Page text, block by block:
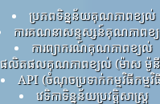
ប្រភពទិន្នន័យគុណភាពខ្យល់
ការគណនាសន្ទស្សន៍គុណភាពខ្
ការព្យាករណ៍គុណភាពខ្យល់
ផលិតផលគុណភាពខ្យល់ (ម៉ាស ម៉ូនី
API (ចំណុចប្រទាក់កម្មវិធីកម្មវិ
វេទិកាទិន្នន័យប្រវត្តិសាស្ត្រ